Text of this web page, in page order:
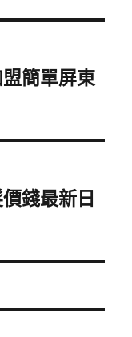
簡單屏東
錢最新日